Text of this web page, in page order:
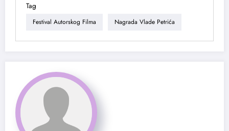
Tag
Festival Autorskog Filma Nagrada Vlade Petrića